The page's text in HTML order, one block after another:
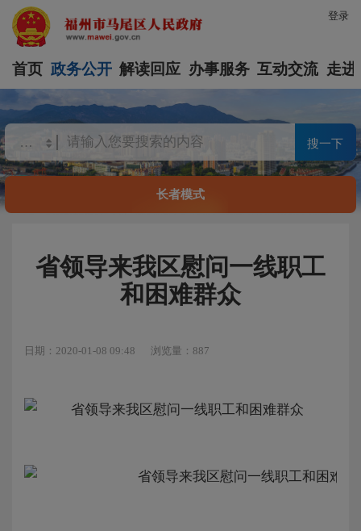
登录
首页 政务公开 解读回应 办事服务 互动交流 走进
搜一下
长者模式
省领导来我区慰问一线职工
和困难群众
日期：2020-01-08 09:48 浏览量：887